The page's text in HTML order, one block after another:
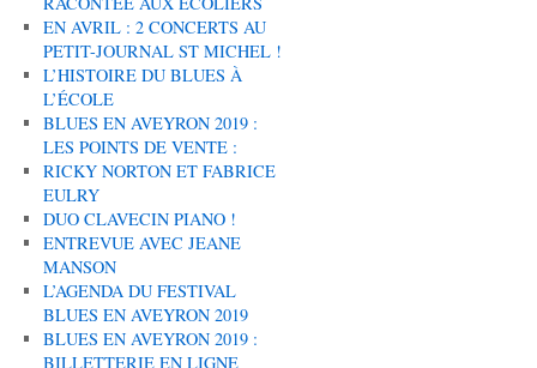
EN AVRIL : 2 CONCERTS AU
PETIT-JOURNAL ST MICHEL !
L’HISTOIRE DU BLUES À
L’ÉCOLE
BLUES EN AVEYRON 2019 :
LES POINTS DE VENTE :
RICKY NORTON ET FABRICE
EULRY
DUO CLAVECIN PIANO !
ENTREVUE AVEC JEANE
MANSON
L’AGENDA DU FESTIVAL
BLUES EN AVEYRON 2019
BLUES EN AVEYRON 2019 :
BILLETTERIE EN LIGNE